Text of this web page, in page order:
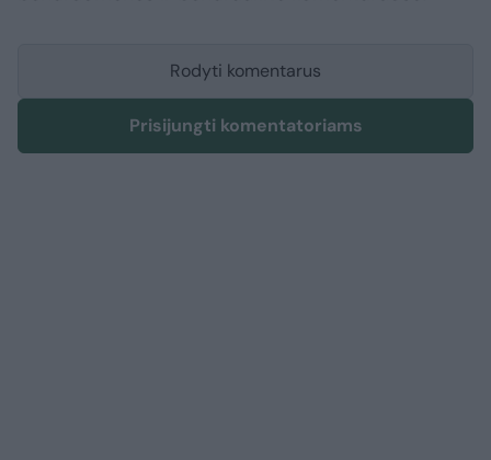
Rodyti komentarus
Prisijungti komentatoriams